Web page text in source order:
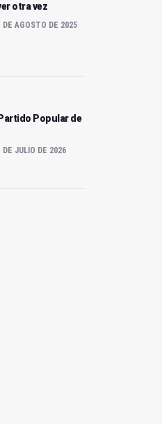
otra vez
DE AGOSTO DE 2025
Popular de
DE JULIO DE 2026